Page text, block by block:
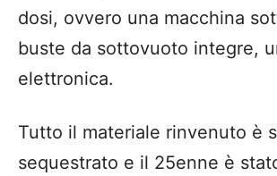
dosi, ovvero una macchina
buste da sottovuoto integre,
elettronica.
Tutto il materiale rinvenuto è
sequestrato e il 25enne è